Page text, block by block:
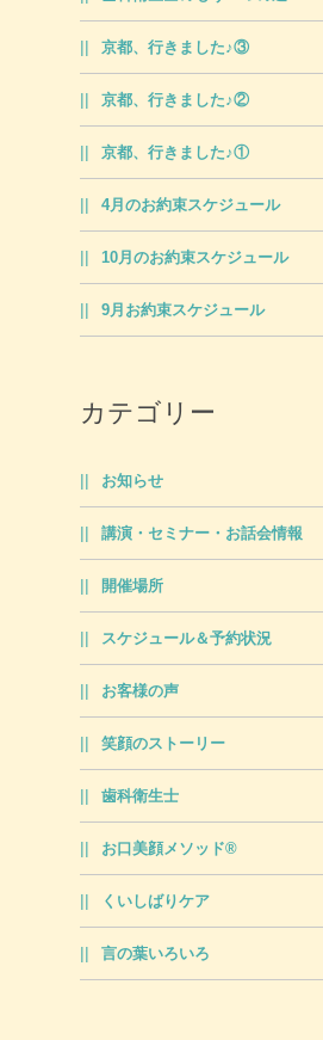
京都、行きました♪③
京都、行きました♪②
京都、行きました♪①
4月のお約束スケジュール
10月のお約束スケジュール
9月お約束スケジュール
カテゴリー
お知らせ
講演・セミナー・お話会情報
開催場所
スケジュール＆予約状況
お客様の声
笑顔のストーリー
歯科衛生士
お口美顔メソッド®
くいしばりケア
言の葉いろいろ